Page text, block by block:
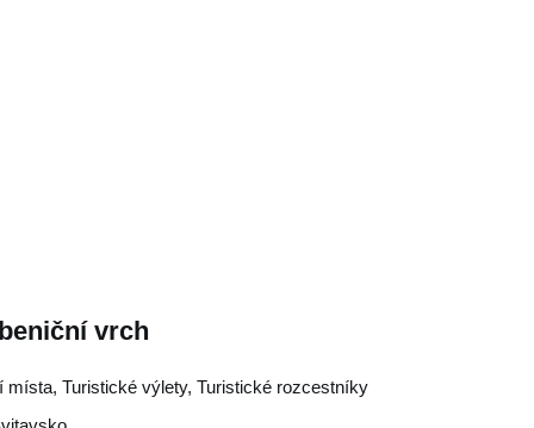
vrch
místa, Turistické výlety, Turistické rozcestníky